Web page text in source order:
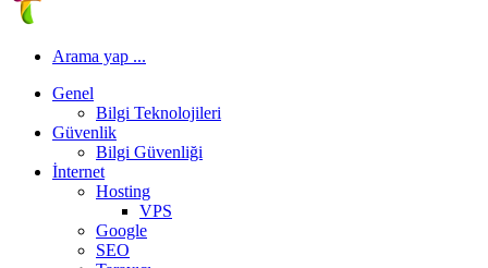
Arama yap ...
Genel
Bilgi Teknolojileri
Güvenlik
Bilgi Güvenliği
İnternet
Hosting
VPS
Google
SEO